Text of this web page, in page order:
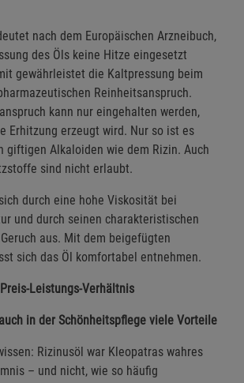
nach dem Europäischen Arzneibuch,
des Öls keine Hitze eingesetzt
gewährleistet die Kaltpressung beim
Reinheitsanspruch.
kann nur eingehalten werden,
Erhitzung erzeugt wird. Nur so ist es
giftigen Alkaloiden wie dem Rizin. Auch
sind nicht erlaubt.
durch eine hohe Viskosität bei
und durch seinen charakteristischen
aus. Mit dem beigefügten
sich das Öl komfortabel entnehmen.
Leistungs-Verhältnis
in der Schönheitspflege viele Vorteile
Rizinusöl war Kleopatras wahres
– und nicht, wie so häufig